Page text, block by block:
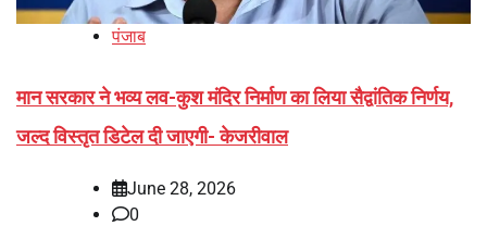
पंजाब
मान सरकार ने भव्य लव-कुश मंदिर निर्माण का लिया सैद्वांतिक निर्णय,
जल्द विस्तृत डिटेल दी जाएगी- केजरीवाल
June 28, 2026
0